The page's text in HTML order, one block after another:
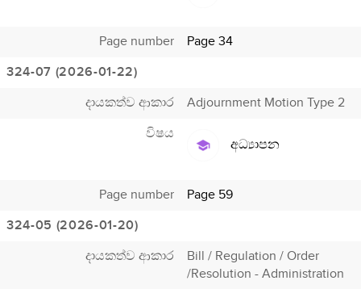
Page number
Page 34
324-07 (2026-01-22)
දායකත්ව ආකාර
Adjournment Motion Type 2
විෂය
අධ්‍යාපන
Page number
Page 59
324-05 (2026-01-20)
දායකත්ව ආකාර
Bill / Regulation / Order
/Resolution - Administration